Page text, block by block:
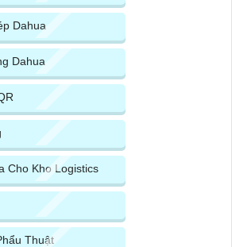
Dahua
Dahua
Cho Kho Logistics
Thuật